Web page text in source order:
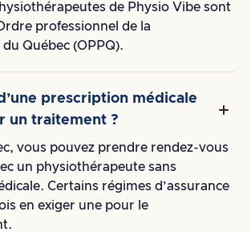
de Physio Vibe sont
professionnel de la
Québec (OPPQ).
prescription médicale
un traitement ?
vous pouvez prendre rendez-vous
un physiothérapeute sans
Certains régimes d’assurance
en exiger une pour le